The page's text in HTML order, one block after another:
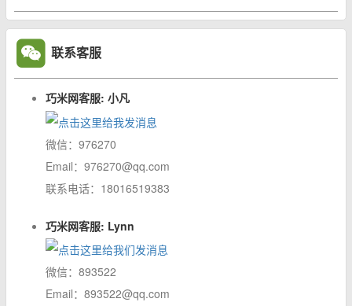
联系客服
巧米网客服: 小凡
微信：976270
Email：976270@qq.com
联系电话：18016519383
巧米网客服: Lynn
微信：893522
Email：893522@qq.com